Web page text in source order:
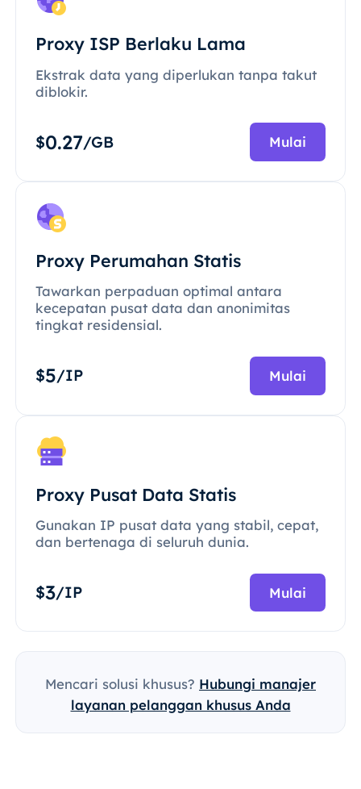
Proxy ISP Berlaku Lama
Ekstrak data yang diperlukan tanpa takut
diblokir.
$0.27/GB Mulai
Proxy Perumahan Statis
Tawarkan perpaduan optimal antara
kecepatan pusat data dan anonimitas
tingkat residensial.
$5/IP Mulai
Proxy Pusat Data Statis
Gunakan IP pusat data yang stabil, cepat,
dan bertenaga di seluruh dunia.
$3/IP Mulai
Mencari solusi khusus? Hubungi manajer
layanan pelanggan khusus Anda